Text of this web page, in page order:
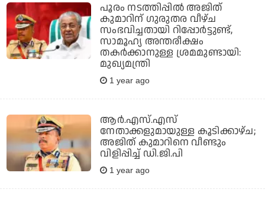
പൂരം നടത്തിപ്പില്‍ അജിത്
കുമാറിന് ഗുരുതര വീഴ്ച
സംഭവിച്ചതായി റിപ്പോര്‍ട്ടുണ്ട്,
സാമൂഹ്യ അന്തരീക്ഷം
തകര്‍ക്കാനുള്ള ശ്രമമുണ്ടായി:
മുഖ്യമന്ത്രി
1 year ago
ആര്‍.എസ്.എസ്
നേതാക്കളുമായുള്ള കൂടിക്കാഴ്ച;
അജിത് കുമാറിനെ വീണ്ടും
വിളിപ്പിച്ച് ഡി.ജി.പി
1 year ago